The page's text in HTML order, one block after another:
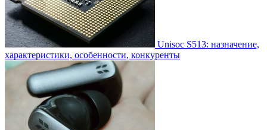
Unisoc S513: назначение,
характеристики, особенности, конкуренты